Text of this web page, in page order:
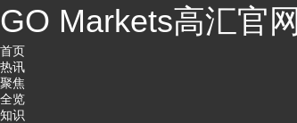
GO Markets高汇官网
首页
热讯
聚焦
全览
知识